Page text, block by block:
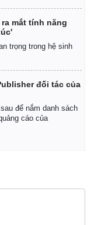
mắt tính năng
trọng trong hệ sinh
đối tác của
để nắm danh sách
cáo của